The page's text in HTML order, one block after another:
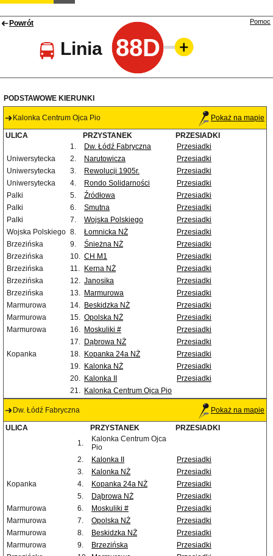
Powrót
Linia 88D
Pomoc
PODSTAWOWE KIERUNKI
Kalonka Centrum Ojca Pio Pokaż na mapie
ULICA PRZYSTANEK
PRZESIADKI
1.
Dw. Łódź Fabryczna
Przesiadki
Uniwersytecka
2. Narutowicza
Przesiadki
Uniwersytecka
3. Rewolucji 1905r.
Przesiadki
Uniwersytecka
4. Rondo Solidarności
Przesiadki
Palki
5. Źródłowa
Przesiadki
Palki
6. Smutna
Przesiadki
Palki
7. Wojska Polskiego
Przesiadki
Wojska Polskiego 8. Łomnicka NŻ
Przesiadki
Brzezińska
9. Śnieżna NŻ
Przesiadki
Brzezińska
10. CH M1
Przesiadki
Brzezińska
11. Kerna NŻ
Przesiadki
Brzezińska
12. Janosika
Przesiadki
Brzezińska
13. Marmurowa
Przesiadki
Marmurowa
14. Beskidzka NŻ
Przesiadki
Marmurowa
15. Opolska NŻ
Przesiadki
Marmurowa
16. Moskuliki #
Przesiadki
17. Dąbrowa NŻ
Przesiadki
Kopanka
18. Kopanka 24a NŻ
Przesiadki
19. Kalonka NŻ
Przesiadki
20. Kalonka II
Przesiadki
21. Kalonka Centrum Ojca Pio
Dw. Łódź Fabryczna Pokaż na mapie
ULICA PRZYSTANEK
PRZESIADKI
1.
Kalonka Centrum Ojca
Pio
2.
Kalonka II
Przesiadki
3.
Kalonka NŻ
Przesiadki
Kopanka
4. Kopanka 24a NŻ
Przesiadki
5.
Dąbrowa NŻ
Przesiadki
Marmurowa
6. Moskuliki #
Przesiadki
Marmurowa
7. Opolska NŻ
Przesiadki
Marmurowa
8. Beskidzka NŻ
Przesiadki
Marmurowa
9. Brzezińska
Przesiadki